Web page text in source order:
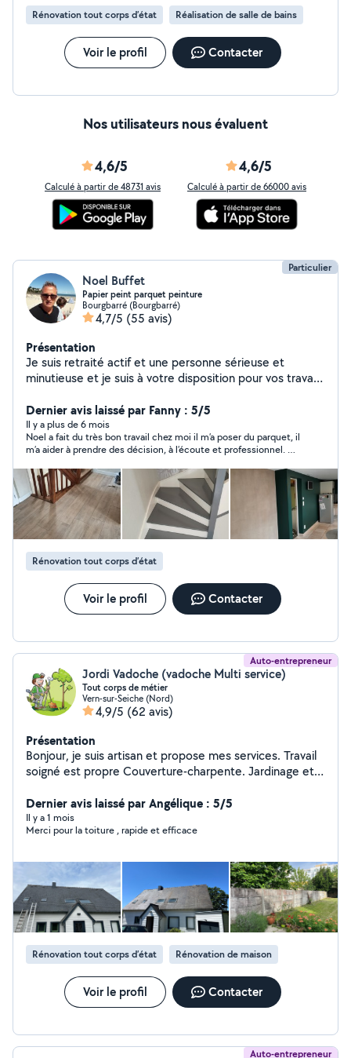
Rénovation tout corps d’état Réalisation de salle de bains
Voir le profil Contacter
Nos utilisateurs nous évaluent
4,6/5
Calculé à partir de 48731 avis
4,6/5
Calculé à partir de 66000 avis
Particulier
Noel Buffet
Papier peint parquet peinture
Bourgbarré (Bourgbarré)
4,7/5 (55 avis)
Présentation
Je suis retraité actif et une personne sérieuse et
minutieuse et je suis à votre disposition pour vos travaux
également le montage et la pose de votre cuisine et
faïence. N'hésitez pas à me contacter pour un premier
échange...
Dernier avis laissé par Fanny : 5/5
Il y a plus de 6 mois
Noel a fait du très bon travail chez moi il m’a poser du parquet, il
m’a aider à prendre des décision, à l’écoute et professionnel. Un
Rénovation tout corps d’état
Voir le profil Contacter
Auto-entrepreneur
Jordi Vadoche (vadoche Multi service)
Tout corps de métier
Vern-sur-Seiche (Nord)
4,9/5 (62 avis)
Présentation
Bonjour, je suis artisan et propose mes services. Travail
soigné est propre Couverture-charpente. Jardinage et
travaux de maçonnerie. Nettoyage, toiture, mur et
Dernier avis laissé par Angélique : 5/5
Il y a 1 mois
Merci pour la toiture , rapide et efficace
Rénovation tout corps d’état Rénovation de maison
Voir le profil Contacter
Auto-entrepreneur